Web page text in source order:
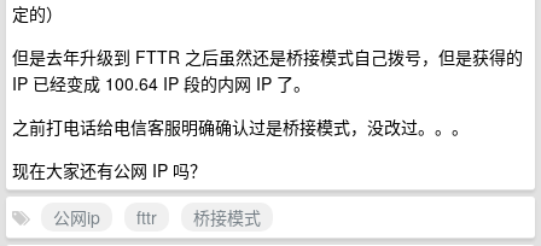
定的）
但是去年升级到 FTTR 之后虽然还是桥接模式自己拨号，但是获得的
IP 已经变成 100.64 IP 段的内网 IP 了。
之前打电话给电信客服明确确认过是桥接模式，没改过。。。
现在大家还有公网 IP 吗？
公网ip
fttr
桥接模式